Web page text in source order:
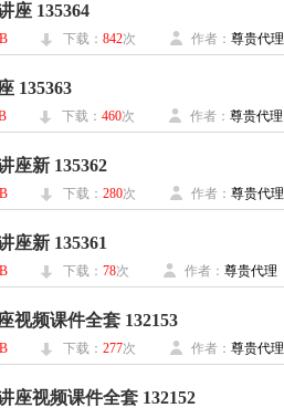
座 135364
下载： 842次 作者： 尊贵代理
135363
下载： 460次 作者： 尊贵代理
座新 135362
下载： 280次 作者： 尊贵代理
座新 135361
下载： 78次 作者： 尊贵代理
视频课件全套 132153
下载： 277次 作者： 尊贵代理
座视频课件全套 132152